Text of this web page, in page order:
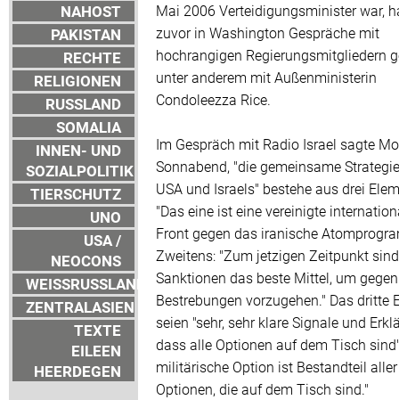
NAHOST
PAKISTAN
RECHTE
RELIGIONEN
RUSSLAND
SOMALIA
INNEN- UND
SOZIALPOLITIK
TIERSCHUTZ
UNO
USA /
NEOCONS
WEISSRUSSLAND
ZENTRALASIEN
TEXTE
EILEEN
HEERDEGEN
Mai 2006 Verteidigungsminister war,
zuvor in Washington Gespräche mit
hochrangigen Regierungsmitgliedern
unter anderem mit Außenministerin
Condoleezza Rice.
Im Gespräch mit Radio Israel sagte
Sonnabend, "die gemeinsame
USA und Israels" bestehe aus drei
"Das eine ist eine vereinigte
Front gegen das iranische
Zweitens: "Zum jetzigen Zeitpunkt sind
Sanktionen das beste Mittel, um
Bestrebungen vorzugehen." Das dritte
seien "sehr, sehr klare Signale und
dass alle Optionen auf dem Tisch
militärische Option ist Bestandteil aller
Optionen, die auf dem Tisch sind."